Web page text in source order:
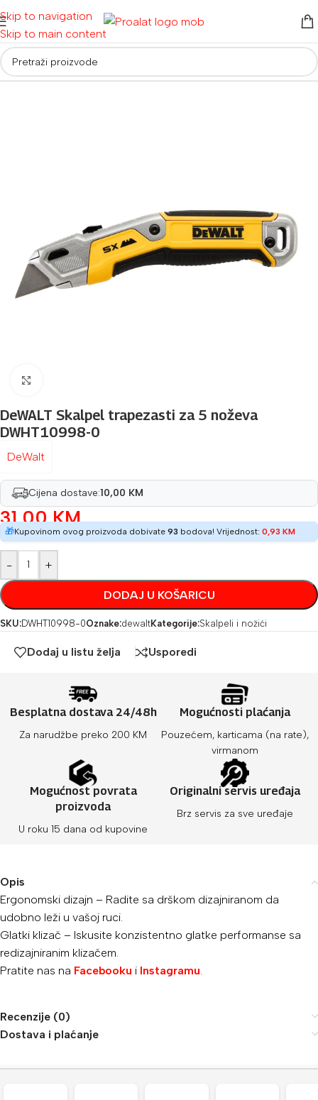
Skip to navigation
Skip to main content
Početna/ Ručni alati i oprema
DeWALT Skalpel trapezasti za 5 noževa
DWHT10998-0
DeWalt
Cijena dostave:10,00 KM
31,00KM
🎁Kupovinom ovog proizvoda dobivate 93 bodova! Vrijednost: 0,93 KM
- +
DODAJ U KOŠARICU
SKU:DWHT10998-0Oznake:dewaltKategorije:Skalpeli i nožići
Dodaj u listu želja Usporedi
Besplatna dostava 24/48h
Za narudžbe preko 200 KM
Mogućnosti plaćanja
Pouzećem, karticama (na rate),
virmanom
Mogućnost povrata
proizvoda
U roku 15 dana od kupovine
Originalni servis uređaja
Brz servis za sve uređaje
Opis
Ergonomski dizajn – Radite sa drškom dizajniranom da
udobno leži u vašoj ruci.
Glatki klizač – Iskusite konzistentno glatke performanse sa
redizajniranim klizačem.
Pratite nas na Facebooku i Instagramu
Recenzije (0)
Dostava i plaćanje